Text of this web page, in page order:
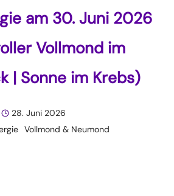
am 30. Juni 2026
Vollmond im
| Sonne im Krebs)
28. Juni 2026
Vollmond & Neumond